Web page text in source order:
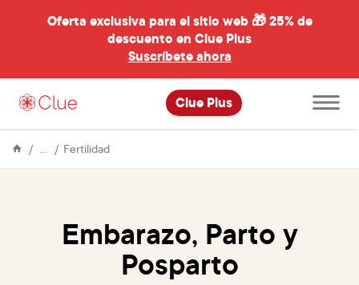
Oferta exclusiva para el sitio web 🎁25% de
descuento en Clue Plus
Suscríbete ahora
Clue Plus
Abre
el
menú
Enciclopedia
FertilidadEmbarazo,
Embarazo, Parto y
Posparto